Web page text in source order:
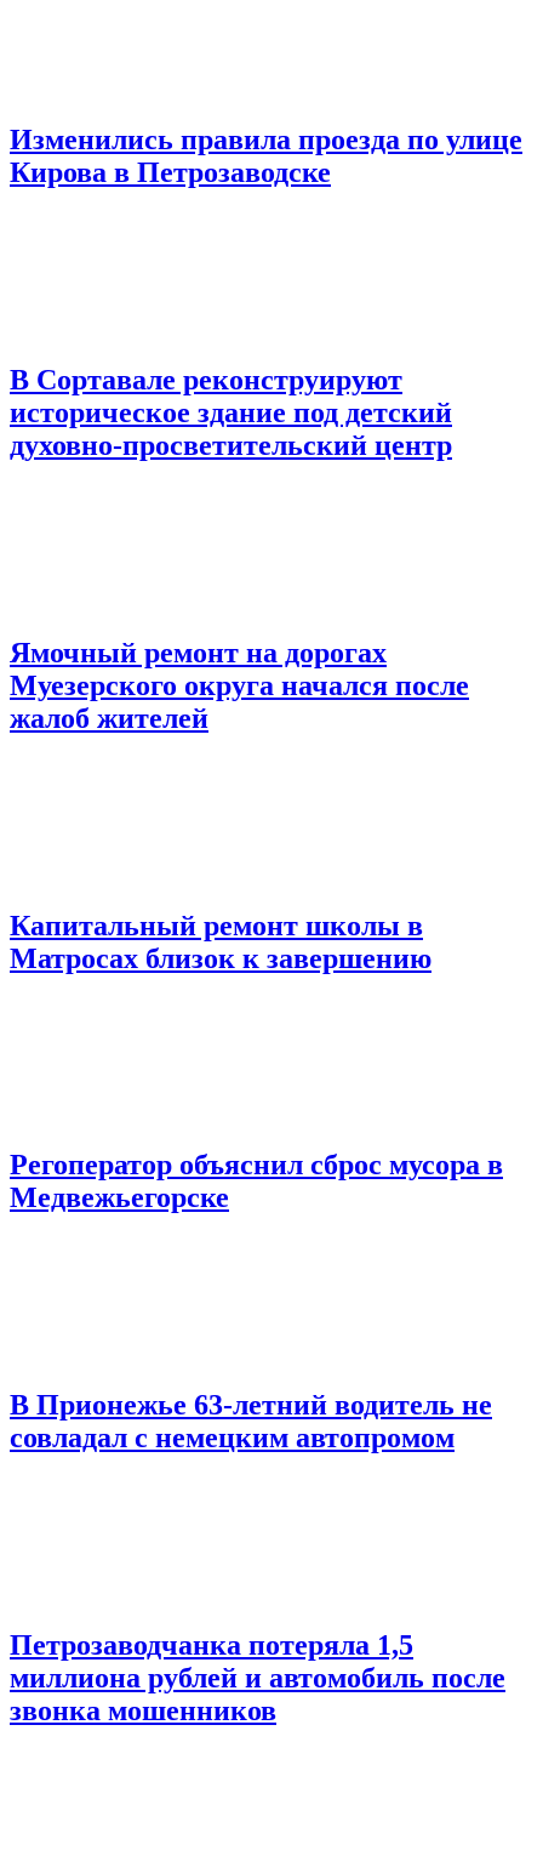
Изменились правила проезда по улице
Кирова в Петрозаводске
В Сортавале реконструируют
историческое здание под детский
духовно-просветительский центр
Ямочный ремонт на дорогах
Муезерского округа начался после
жалоб жителей
Капитальный ремонт школы в
Матросах близок к завершению
Регоператор объяснил сброс мусора в
Медвежьегорске
В Прионежье 63-летний водитель не
совладал с немецким автопромом
Петрозаводчанка потеряла 1,5
миллиона рублей и автомобиль после
звонка мошенников